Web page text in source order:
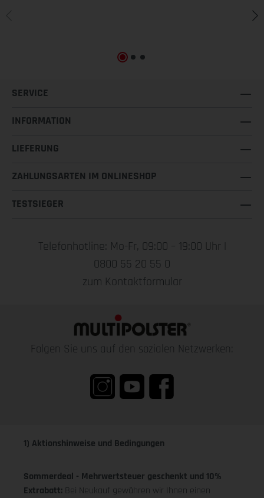
SERVICE
INFORMATION
LIEFERUNG
ZAHLUNGSARTEN IM ONLINESHOP
TESTSIEGER
Telefonhotline: Mo-Fr, 09:00 – 19:00 Uhr |
0800 55 20 55 0
zum Kontaktformular
Folgen Sie uns auf den sozialen Netzwerken:
1) Aktionshinweise und Bedingungen
Sommerdeal - Mehrwertsteuer geschenkt und 10%
Extrabatt: Bei Neukauf gewähren wir Ihnen einen